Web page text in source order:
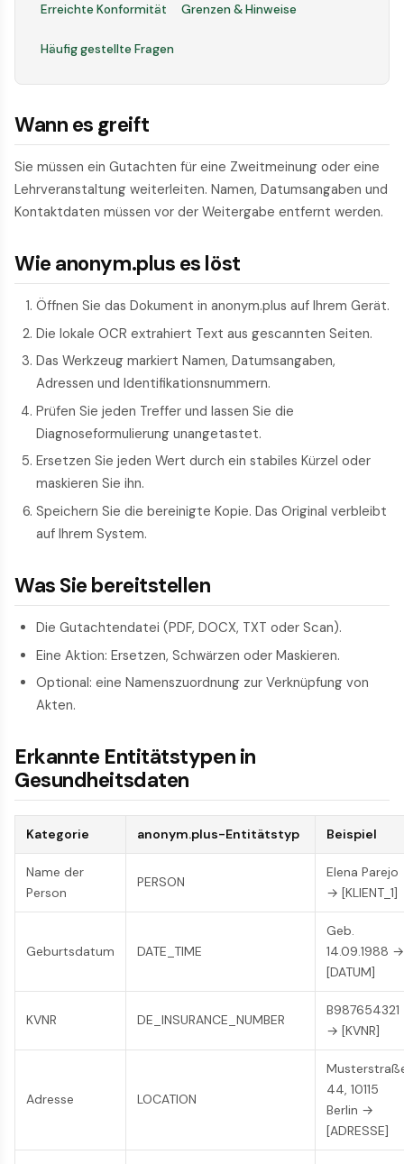
Erreichte Konformität Grenzen & Hinweise
Häufig gestellte Fragen
Wann es greift
Sie müssen ein Gutachten für eine Zweitmeinung oder eine
Lehrveranstaltung weiterleiten. Namen, Datumsangaben und
Kontaktdaten müssen vor der Weitergabe entfernt werden.
Wie anonym.plus es löst
Öffnen Sie das Dokument in anonym.plus auf Ihrem Gerät.
Die lokale OCR extrahiert Text aus gescannten Seiten.
Das Werkzeug markiert Namen, Datumsangaben,
Adressen und Identifikationsnummern.
Prüfen Sie jeden Treffer und lassen Sie die
Diagnoseformulierung unangetastet.
Ersetzen Sie jeden Wert durch ein stabiles Kürzel oder
maskieren Sie ihn.
Speichern Sie die bereinigte Kopie. Das Original verbleibt
auf Ihrem System.
Was Sie bereitstellen
Die Gutachtendatei (PDF, DOCX, TXT oder Scan).
Eine Aktion: Ersetzen, Schwärzen oder Maskieren.
Optional: eine Namenszuordnung zur Verknüpfung von
Akten.
Erkannte Entitätstypen in
Gesundheitsdaten
Kategorie anonym.plus-Entitätstyp Beispiel
Name der
Person
PERSON
Elena Parejo
→ [KLIENT_1]
Geburtsdatum DATE_TIME
Geb.
14.09.1988 →
[DATUM]
KVNR DE_INSURANCE_NUMBER
B987654321
→ [KVNR]
Adresse LOCATION
44, 10115
Berlin →
[ADRESSE]